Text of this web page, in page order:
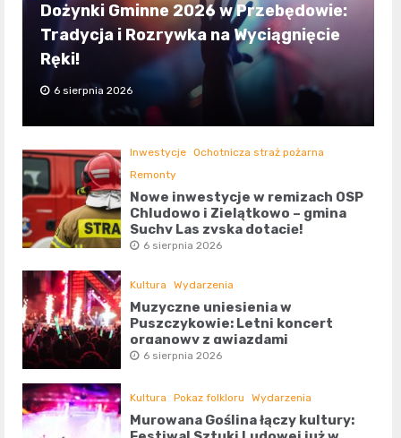
Dożynki Gminne 2026 w Przebędowie:
Tradycja i Rozrywka na Wyciągnięcie
Ręki!
6 sierpnia 2026
Inwestycje Ochotnicza straż pożarna
Remonty
Nowe inwestycje w remizach OSP
Chludowo i Zielątkowo – gmina
Suchy Las zyska dotację!
6 sierpnia 2026
Kultura Wydarzenia
Muzyczne uniesienia w
Puszczykowie: Letni koncert
organowy z gwiazdami
6 sierpnia 2026
Kultura Pokaz folkloru Wydarzenia
Murowana Goślina łączy kultury: